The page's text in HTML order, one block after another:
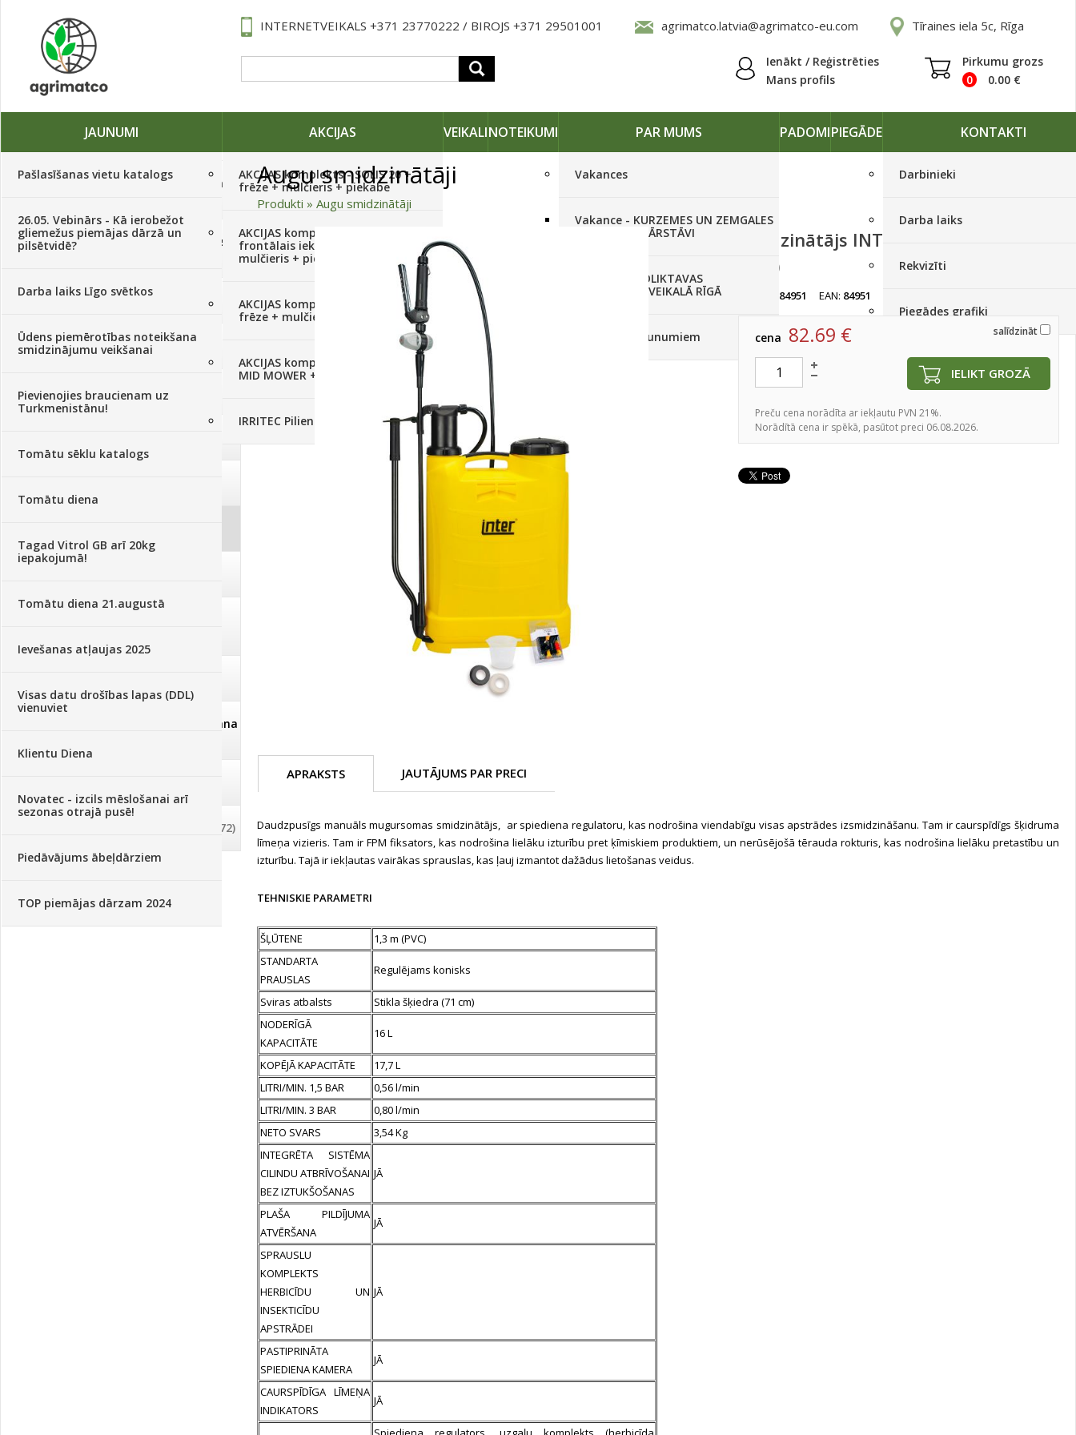
INTERNETVEIKALS +371 23770222 / BIROJS +371 29501001 agrimatco.latvia@agrimatco-eu.com Tīraines iela 5c, Rīga
Ienākt / Reģistrēties
Mans profils
Pirkumu grozs
0
0.00 €
JAUNUMI
Pašlasīšanas vietu katalogs
26.05. Vebinārs - Kā ierobežot
gliemežus piemājas dārzā un
pilsētvidē?
Darba laiks Līgo svētkos
Ūdens piemērotības noteikšana
smidzinājumu veikšanai
Pievienojies braucienam uz
Turkmenistānu!
Tomātu sēklu katalogs
Tomātu diena
Tagad Vitrol GB arī 20kg
iepakojumā!
Tomātu diena 21.augustā
Ievešanas atļaujas 2025
Visas datu drošības lapas (DDL)
vienuviet
Klientu Diena
Novatec - izcils mēslošanai arī
sezonas otrajā pusē!
Piedāvājums ābeļdārziem
TOP piemājas dārzam 2024
AKCIJAS
AKCIJAS komplekts - SOLIS 20 +
frēze + mulčieris + piekabe
AKCIJAS komplekts - SOLIS 26(6+2) +
frontālais iekrāvējs + frēze +
mulčieris + piekabe
AKCIJAS komplekts - SOLIS 26 HST +
frēze + mulčieris
AKCIJAS komplekts - SOLIS 26 HST +
MID MOWER + piekabe
IRRITEC Pilienlaistīšanas komplekti
VEIKALINOTEIKUMI PAR MUMS
Vakances
Vakance - KURZEMES UN ZEMGALES
REĢIONĀLO PĀRSTĀVI
Vakance - NOLIKTAVAS
STRĀDNIEKU VEIKALĀ RĪGĀ
Pieteikties jaunumiem
PADOMIPIEGĀDE KONTAKTI
Darbinieki
Darba laiks
Rekvizīti
Piegādes grafiki
Traktori, tehnika, rezerves daļas,
Sēklas, sīpoli, ķiploki, sīpolpuķes,
kartupeļi
Augu aizsardzība(366)
Mēslojumi(495)
Augsne, kūdra, mulča
Dezinfekcija, tīrīšana, mazgāšana
(72)
Augu smidzinātāji
Produkti » Augu smidzinātāji
Smidzinātājs INTER Evolution 16
(16L)
84951 EAN: 84951
salīdzināt
cena 82.69 €
IELIKT GROZĀ
Preču cena norādīta ar iekļautu PVN 21%.
Norādītā cena ir spēkā, pasūtot preci 06.08.2026.
APRAKSTS JAUTĀJUMS PAR PRECI
Daudzpusīgs manuāls mugursomas smidzinātājs, ar spiediena regulatoru, kas nodrošina viendabīgu visas apstrādes izsmidzināšanu. Tam ir caurspīdīgs šķidruma
līmeņa vizieris. Tam ir FPM fiksators, kas nodrošina lielāku izturību pret ķīmiskiem produktiem, un nerūsējošā tērauda rokturis, kas nodrošina lielāku pretastību un
izturību. Tajā ir iekļautas vairākas sprauslas, kas ļauj izmantot dažādus lietošanas veidus.
TEHNISKIE PARAMETRI
ŠĻŪTENE
1,3 m (PVC)
STANDARTA
PRAUSLAS
Regulējams konisks
Sviras atbalsts
Stikla šķiedra (71 cm)
NODERĪGĀ
KAPACITĀTE
16 L
KOPĒJĀ KAPACITĀTE
17,7 L
LITRI/MIN. 1,5 BAR
0,56 l/min
LITRI/MIN. 3 BAR
0,80 l/min
NETO SVARS
3,54 Kg
INTEGRĒTA SISTĒMA
CILINDU ATBRĪVOŠANAI
BEZ IZTUKŠOŠANAS
JĀ
PLAŠA PILDĪJUMA
ATVĒRŠANA
JĀ
SPRAUSLU
KOMPLEKTS
HERBICĪDU UN
INSEKTICĪDU
APSTRĀDEI
JĀ
PASTIPRINĀTA
SPIEDIENA KAMERA
JĀ
CAURSPĪDĪGA LĪMEŅA
INDIKATORS
JĀ